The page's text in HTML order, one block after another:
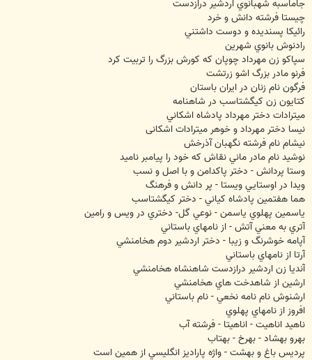
جاماسبه شهبانوي اردشير درازدست
چيستا فرشته دانش و خرد
رائيکا پسنديده و دوست داشتني
رادنوش بانوي شهرين
سپاکو زن مهرداد چوپان که کورش بزرگ را تربيت کرد
فرنو مادر بزرگ اشو زرتشت
فرگون نام زنان در ايران باستان
کتايون زن کيگشتاسب در شاهنامه
ميترادات دختر مهرداد پادشاه اشکاني
نيسا دختر مهرداد و خوهر ميترادات اشکانی
نيشام نام فرشته نگهبان آذرخش
نوشيد نام مادر ماني نقاش که خود را پيامبر ناميد
وستا پردانش - دختر پاکدامن و با اصل و نسب
ويدا در اوستايي ويستا - پر دانش و فرهنگ
هما هفتمين پادشاه کياني - دختر کيگشتاسب
ياسمين پهلوي ياسمن - نوعي گل- دختري در ويس و رامين
آتري به معني آتش - از نامهاي باستاني
آپامه خوشرنگ و زيبا - دختر اردشير دوم هخامنشي
آرتا از نامهاي باستاني
آنديا زن اردشير درازدست شاهنشاه هخامنشي
ارشين از شاهدخت هاي هخامنشي
ارشنوش نام نامه نخعي - نام باستاني
افروز از نامهاي پهلوي
ناهيد اناهيت - اناهيتا - فرشته آب
بهرو بهشاد - بهرخ - بهتاب
پرديس باغ و بهشت - واژه پاراديز انگليسي از همين است